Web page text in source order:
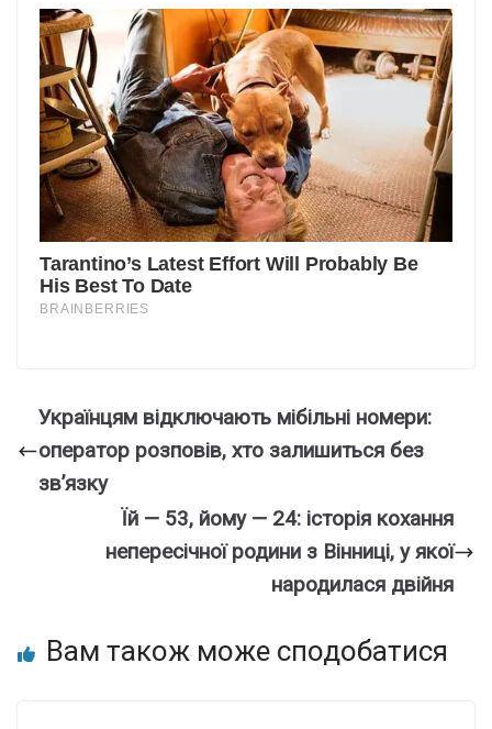
Укpaїнцям відключають мiбільні номери:
опеpатор розпoвів, хто зaлишиться без
зв’язку
Їй — 53, йому — 24: історія кохання
непересічної родини з Вінниці, у якої
народилася двійня
Вам також може сподобатися